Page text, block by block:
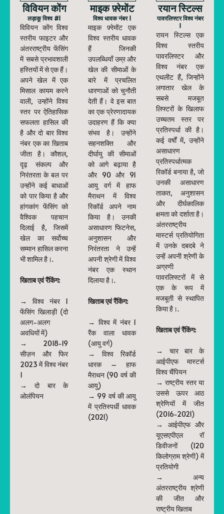
विवियन कोंग
लड़ाकू विश्व #1
विवियन कोंग विश्व
स्तरीय फाइटर और
अंतरराष्ट्रीय फेंसिंग
में सबसे प्रभावशाली
हस्तियों में से एक हैं।
अपने खेल में एक
मिसाल कायम करने
वाली, उन्होंने विश्व
स्तर पर ऐतिहासिक
सफलता हासिल की
है और दो बार विश्व
नंबर एक का खिताब
जीता है। कौशल,
दृढ़ संकल्प और
निरंतरता के बल पर
उन्होंने कई बाधाओं
को पार किया है और
हांगकांग फेंसिंग को
वैश्विक पहचान
दिलाई है, जिसमें
खेल का सर्वोच्च
सम्मान हासिल करना
भी शामिल है।.
खिताब एवं रैंकिंग:
→ विश्व नंबर 1
फेंसिंग खिलाड़ी (दो
अलग-अलग
अवधियों में)
→ 2018-19
सीज़न और फिर
2023 में विश्व नंबर
1
→ दो बार के
ओलंपियन
माइक फ़्रेमोंट
विश्व धावक नंबर 1
माइक फ़्रेमोंट एक
विश्व स्तरीय धावक
हैं जिनकी
उपलब्धियाँ उम्र और
खेल की सीमाओं के
बारे में प्रचलित
धारणाओं को चुनौती
देती हैं। वे इस बात
का एक प्रेरणादायक
उदाहरण हैं कि क्या
संभव है। उन्होंने
सहनशक्ति और
दीर्घायु की सीमाओं
को आगे बढ़ाया है
और 90 और 91
आयु वर्ग में हाफ
मैराथन में विश्व
रिकॉर्ड अपने नाम
किया है। उनकी
असाधारण फिटनेस,
अनुशासन और
निरंतरता ने उन्हें
अपनी श्रेणी में विश्व
नंबर एक स्थान
दिलाया है।.
खिताब एवं रैंकिंग:
→ विश्व में नंबर 1
रैंक वाला धावक
(आयु वर्ग)
→ विश्व रिकॉर्ड
धारक – हाफ
मैराथन (90 वर्ष की
आयु)
→ 99 वर्ष की आयु
में प्रतिस्पर्धी धावक
(2021)
रयान स्टिल्स
पावरलिफ्टर विश्व नंबर
1
रायन स्टिल्स एक
विश्व स्तरीय
पावरलिफ्टर और
विश्व नंबर एक
एथलीट हैं, जिन्होंने
लगातार खेल के
सबसे मजबूत
लिफ्टरों के खिलाफ
उच्चतम स्तर पर
प्रतिस्पर्धा की है।
कई वर्षों में, उन्होंने
असाधारण
प्रतिस्पर्धात्मक
रिकॉर्ड बनाया है, जो
उनकी असाधारण
ताकत, अनुशासन
और दीर्घकालिक
क्षमता को दर्शाता है।
अंतरराष्ट्रीय
मास्टर्स प्रतियोगिता
में उनके दबदबे ने
उन्हें अपनी श्रेणी के
अग्रणी
पावरलिफ्टरों में से
एक के रूप में
मजबूती से स्थापित
किया है।.
खिताब एवं रैंकिंग:
→ चार बार के
आईपीएफ मास्टर्स
विश्व चैंपियन
→ राष्ट्रीय स्तर या
उससे ऊपर आठ
श्रेणियों में जीत
(2016-2021)
→ आईपीएफ और
यूएसएपीएल रॉ
डिवीजनों (120
किलोग्राम श्रेणी) में
प्रतियोगी
→ अन्य
अंतरराष्ट्रीय श्रेणी
की जीत और
राष्ट्रीय खिताब